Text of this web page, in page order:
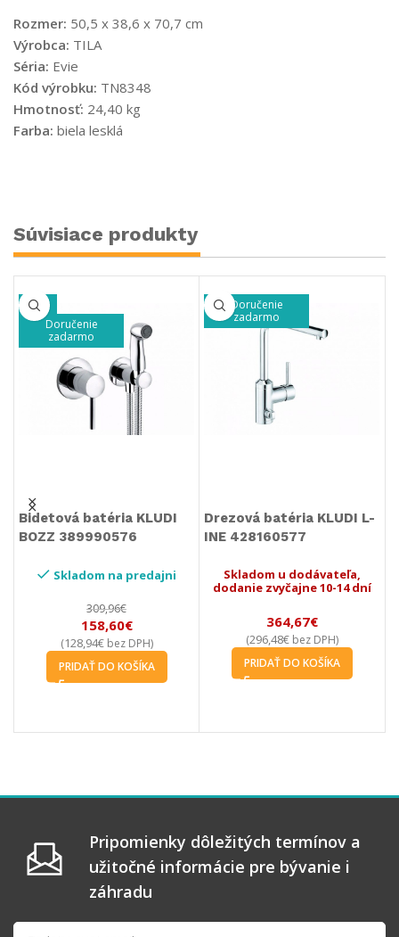
Rozmer: 50,5 x 38,6 x 70,7 cm
Výrobca: TILA
Séria: Evie
Kód výrobku: TN8348
Hmotnosť: 24,40 kg
Farba: biela lesklá
Súvisiace produkty
-49%
Doručenie
zadarmo
Bidetová batéria KLUDI
BOZZ 389990576
Skladom na predajni
309,96€
158,60€
(128,94€bez DPH)
PRIDAŤ DO KOŠÍKA
Doručenie
zadarmo
Drezová batéria KLUDI L-
INE 428160577
Skladom u dodávateľa,
dodanie zvyčajne 10-14 dní
364,67€
(296,48€bez DPH)
PRIDAŤ DO KOŠÍKA
Pripomienky dôležitých termínov a
užitočné informácie pre bývanie i
záhradu